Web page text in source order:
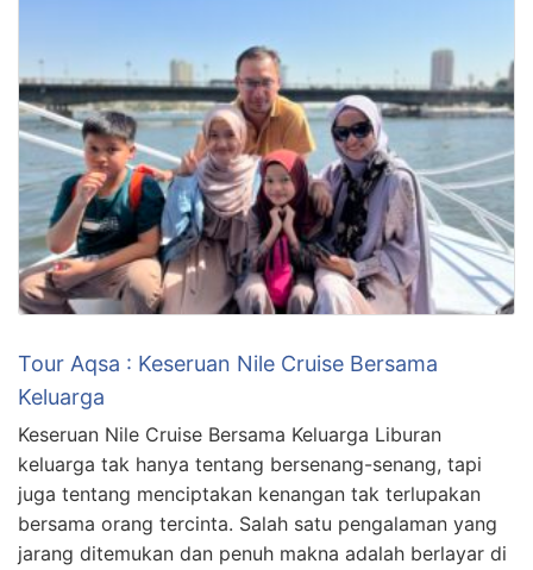
Tour Aqsa : Keseruan Nile Cruise Bersama
Keluarga
Keseruan Nile Cruise Bersama Keluarga Liburan
keluarga tak hanya tentang bersenang-senang, tapi
juga tentang menciptakan kenangan tak terlupakan
bersama orang tercinta. Salah satu pengalaman yang
jarang ditemukan dan penuh makna adalah berlayar di